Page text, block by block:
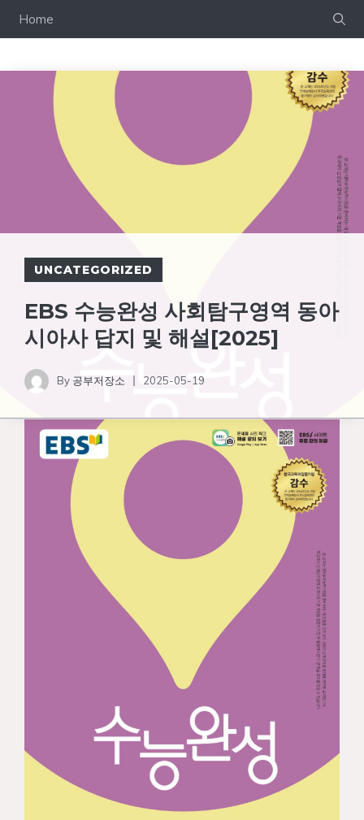
Home
UNCATEGORIZED
EBS 수능완성 사회탐구영역 동아
시아사 답지 및 해설[2025]
By 공부저장소 2025-05-19